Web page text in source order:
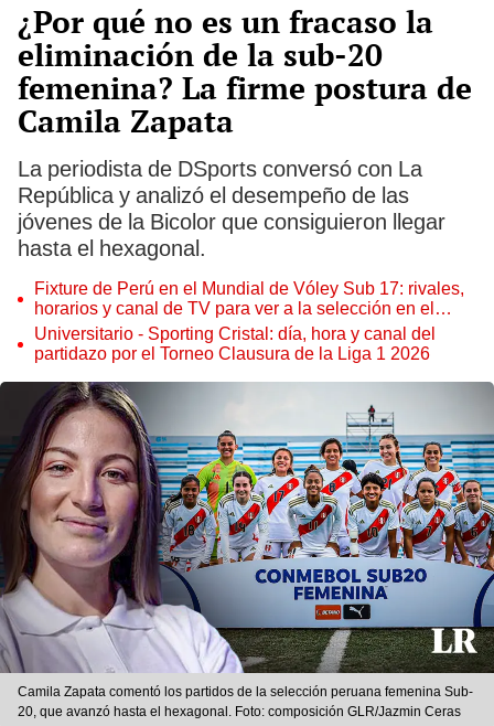
¿Por qué no es un fracaso la
eliminación de la sub-20
femenina? La firme postura de
Camila Zapata
La periodista de DSports conversó con La
República y analizó el desempeño de las
jóvenes de la Bicolor que consiguieron llegar
hasta el hexagonal.
Fixture de Perú en el Mundial de Vóley Sub 17: rivales,
horarios y canal de TV para ver a la selección en el
torneo
Universitario - Sporting Cristal: día, hora y canal del
partidazo por el Torneo Clausura de la Liga 1 2026
Camila Zapata comentó los partidos de la selección peruana femenina Sub-
20, que avanzó hasta el hexagonal. Foto: composición GLR/Jazmin Ceras